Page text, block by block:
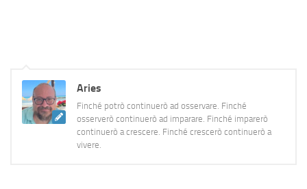
Aries
Finché potrò continuerò ad osservare. Finché
osserverò continuerò ad imparare. Finché imparerò
continuerò a crescere. Finché crescerò continuerò a
vivere.